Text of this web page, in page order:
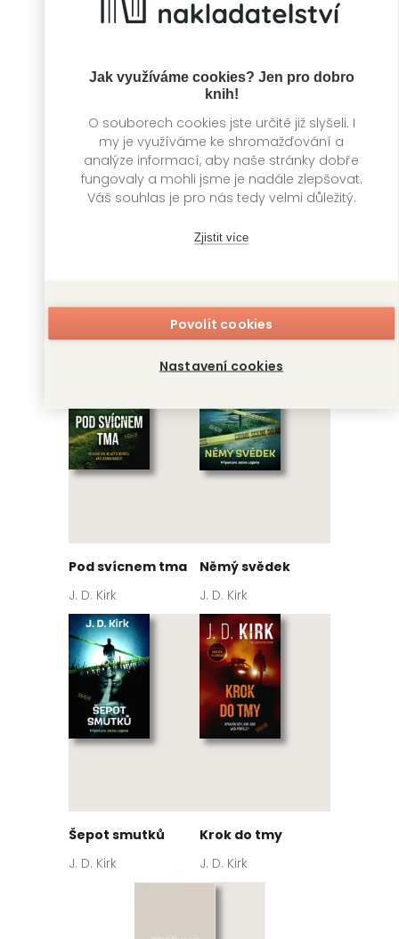
Jak využíváme cookies? Jen pro dobro
knih!
O souborech cookies jste určitě již slyšeli. I
my je využíváme ke shromažďování a
analýze informací, aby naše stránky dobře
fungovaly a mohli jsme je nadále zlepšovat.
Váš souhlas je pro nás tedy velmi důležitý.
Zjistit více
Povolit cookies
Nastavení cookies
J. D. Kirk
Pod svícnem tma
J. D. Kirk
Němý svědek
J. D. Kirk
Šepot smutků
J. D. Kirk
Krok do tmy
J. D. Kirk